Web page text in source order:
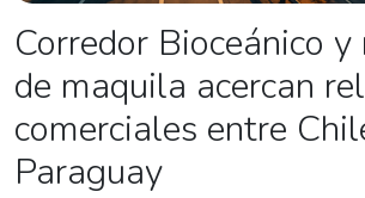
Corredor Bioceánico y
de maquila acercan
comerciales entre
Paraguay